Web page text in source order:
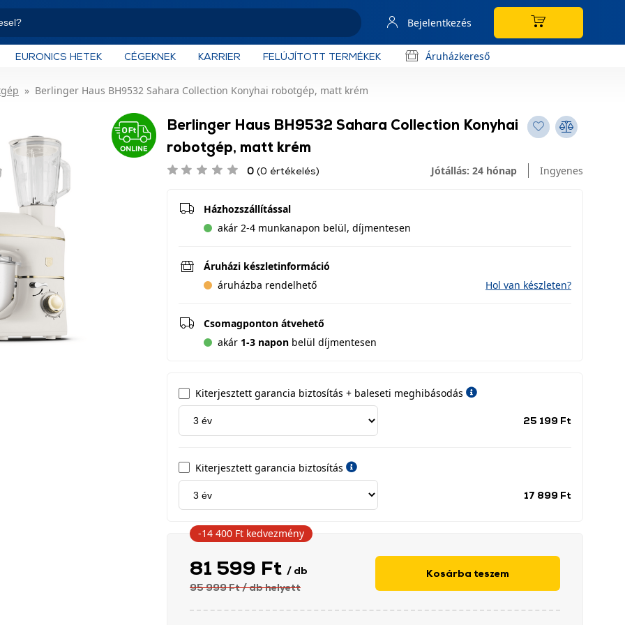
Bejelentkezés
EURONICS HETEK CÉGEKNEK KARRIER FELÚJÍTOTT TERMÉKEK Áruházkereső
Berlinger Haus BH9532 Sahara Collection Konyhai robotgép, matt krém
Berlinger Haus BH9532 Sahara Collection Konyhai
robotgép, matt krém
0 (0 értékelés) Jótállás: 24 hónap Ingyenes
Házhozszállítással
akár 2-4 munkanapon belül, díjmentesen
Áruházi készletinformáció
áruházba rendelhető
Hol van készleten?
Csomagponton átvehető
akár 1-3 napon belül díjmentesen
Kiterjesztett garancia biztosítás + baleseti meghibásodás
időszak
25 199 Ft
Kiterjesztett garancia biztosítás
időszak
17 899 Ft
81 599 Ft / db
95 999 Ft/ dbhelyett
Kosárba teszem
-14 400 Ft kedvezmény